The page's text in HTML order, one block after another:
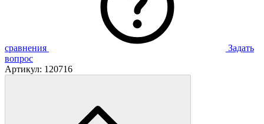
сравнения
Задать
вопрос
Артикул: 120716